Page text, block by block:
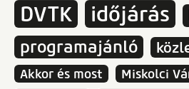
DVTK időjárás
programajánló
Akkor és most
Miskolci